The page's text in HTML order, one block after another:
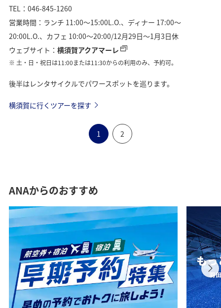
TEL：046-845-1260
営業時間：ランチ 11:00〜15:00L.O.、ディナー 17:00〜
20:00L.O.、カフェ 10:00〜20:00/12月29日〜1月3日休
ウェブサイト： 横須賀アクアマーレ
土・日・祝日は11:00または11:30からの利用のみ、予約可。
後半はレンタサイクルでパワースポットを巡ります。
横須賀に行くツアーを探す
1 2
ANAからのおすすめ